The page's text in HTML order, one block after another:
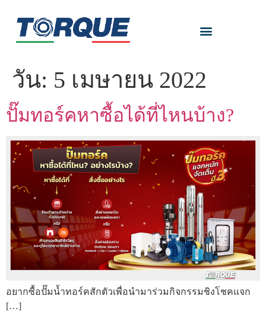
วัน: 5 เมษายน 2022
ปั๊มทอร์คหาซื้อได้ที่ไหนบ้าง?
อยากซื้อปั๊มน้ำทอร์คสักตัวเพื่อนำมาร่วมกิจกรรมชิงโชคแจก
[…]